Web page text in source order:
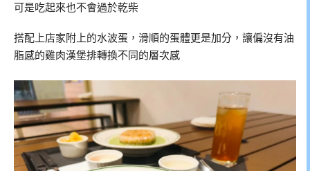
可是吃起來也不會過於乾柴
搭配上店家附上的水波蛋，滑順的蛋體更是加分，讓偏沒有油
脂感的雞肉漢堡排轉換不同的層次感